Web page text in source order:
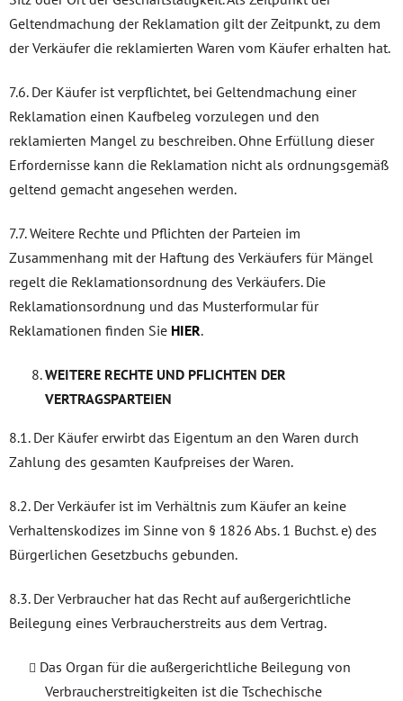
Geltendmachung der Reklamation gilt der Zeitpunkt, zu dem
der Verkäufer die reklamierten Waren vom Käufer erhalten hat.
7.6. Der Käufer ist verpflichtet, bei Geltendmachung einer
Reklamation einen Kaufbeleg vorzulegen und den
reklamierten Mangel zu beschreiben. Ohne Erfüllung dieser
Erfordernisse kann die Reklamation nicht als ordnungsgemäß
geltend gemacht angesehen werden.
7.7. Weitere Rechte und Pflichten der Parteien im
Zusammenhang mit der Haftung des Verkäufers für Mängel
regelt die Reklamationsordnung des Verkäufers. Die
Reklamationsordnung und das Musterformular für
Reklamationen finden Sie HIER.
WEITERE RECHTE UND PFLICHTEN DER
VERTRAGSPARTEIEN
8.1. Der Käufer erwirbt das Eigentum an den Waren durch
Zahlung des gesamten Kaufpreises der Waren.
8.2. Der Verkäufer ist im Verhältnis zum Käufer an keine
Verhaltenskodizes im Sinne von § 1826 Abs. 1 Buchst. e) des
Bürgerlichen Gesetzbuchs gebunden.
8.3. Der Verbraucher hat das Recht auf außergerichtliche
Beilegung eines Verbraucherstreits aus dem Vertrag.
Das Organ für die außergerichtliche Beilegung von
Verbraucherstreitigkeiten ist die Tschechische